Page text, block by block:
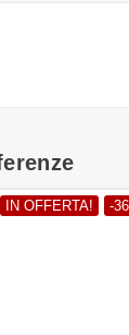
IN OFFERTA! -